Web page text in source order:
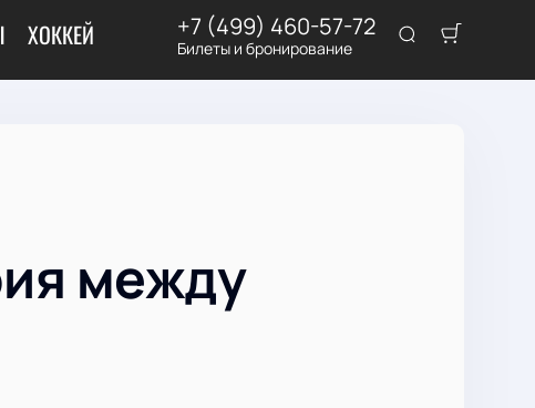
ХОККЕЙ +7 (499) 460-57-72
Билеты и бронирование
между